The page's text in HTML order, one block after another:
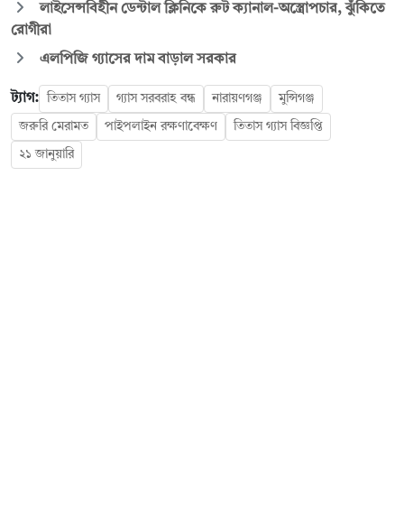
লাইসেন্সবিহীন ডেন্টাল ক্লিনিকে রুট ক্যানাল-অস্ত্রোপচার, ঝুঁকিতে
রোগীরা
এলপিজি গ্যাসের দাম বাড়াল সরকার
ট্যাগ: তিতাস গ্যাস গ্যাস সরবরাহ বন্ধ নারায়ণগঞ্জ মুন্সিগঞ্জ
জরুরি মেরামত পাইপলাইন রক্ষণাবেক্ষণ তিতাস গ্যাস বিজ্ঞপ্তি
২১ জানুয়ারি